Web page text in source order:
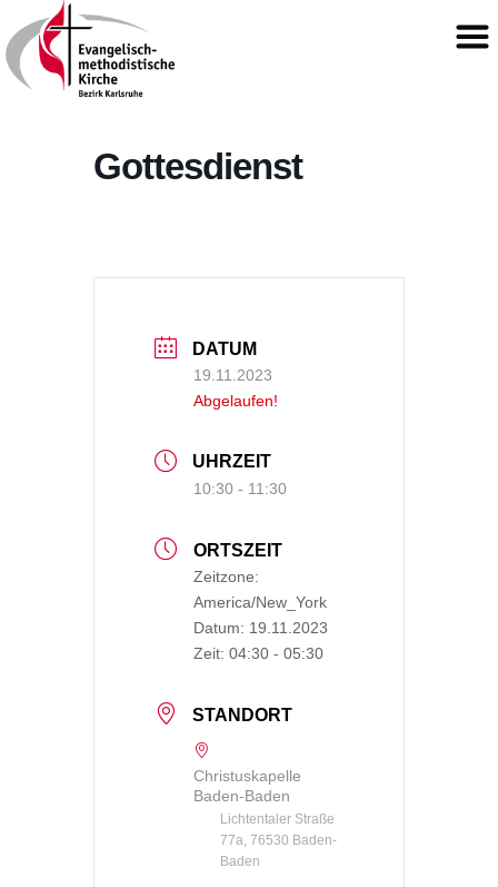
Gottesdienst
DATUM
19.11.2023
Abgelaufen!
UHRZEIT
10:30 - 11:30
ORTSZEIT
Zeitzone:
America/New_York
Datum: 19.11.2023
Zeit: 04:30 - 05:30
STANDORT
Christuskapelle
Baden-Baden
Lichtentaler Straße
77a, 76530 Baden-
Baden